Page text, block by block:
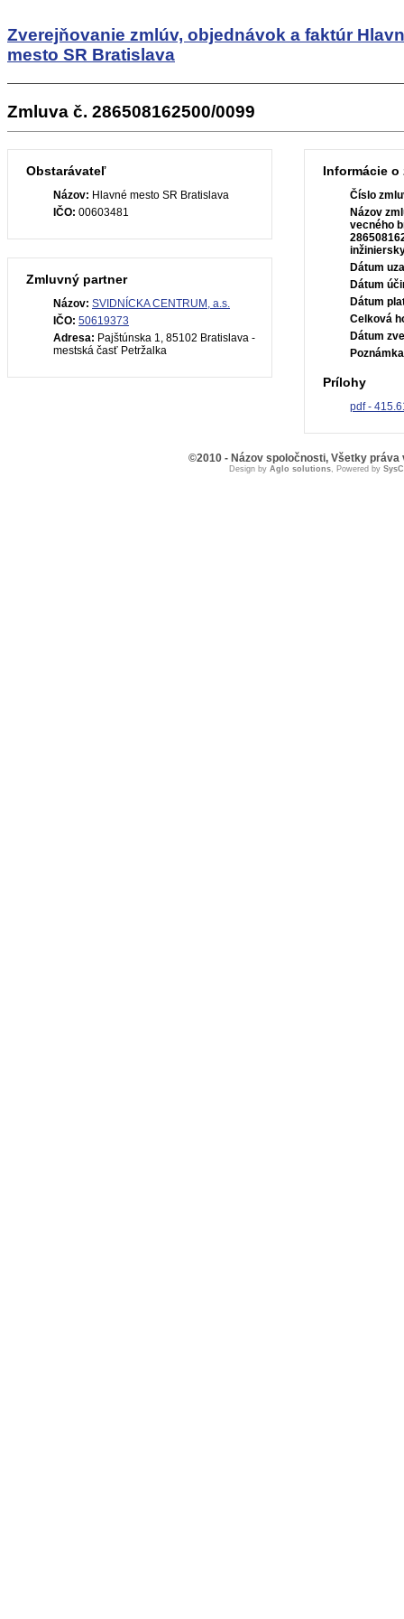
Zverejňovanie zmlúv, objednávok a faktúr
mesto SR Bratislava
Zmluva č. 286508162500/0099
Obstarávateľ
Názov: Hlavné mesto SR Bratislava
IČO: 00603481
Zmluvný partner
Názov: SVIDNÍCKA CENTRUM, a.s.
IČO: 50619373
Adresa: Pajštúnska 1, 85102 Bratislava -
mestská časť Petržalka
Informácie o
Číslo
Názov
vecného
Dátum
Dátum
Dátum
Celková
Dátum
Prílohy
pdf -
©2010 - Názov spoločnosti, Všetky práva
Design by Aglo solutions, Powered by